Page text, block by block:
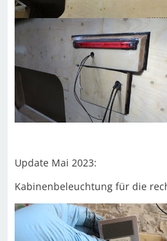
Update Mai 2023:
Kabinenbeleuchtung für die